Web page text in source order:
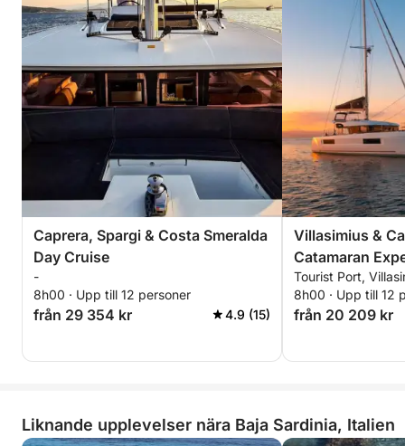
ungefärliga kostnader) Angående
båtens skick hade ett av badrummen
en riktigt dålig lukt som var ganska
obehaglig.
Caprera, Spargi & Costa Smeralda
Day Cruise
-
8h00 · Upp till 12 personer
från 29 354 kr 4.9 (15)
Villasimius &
Catamaran
Tourist Port,
8h00 · Upp till 12
från 20 209 kr
Liknande upplevelser nära Baja Sardinia, Italien